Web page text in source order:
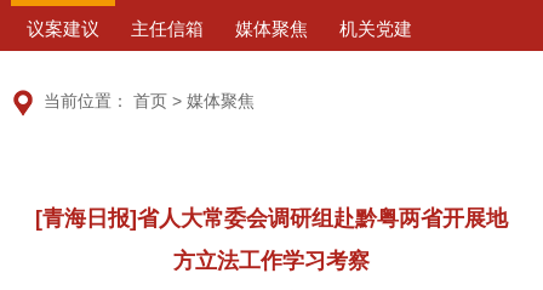
议案建议 主任信箱 媒体聚焦 机关党建
当前位置：首页 >媒体聚焦
[青海日报]省人大常委会调研组赴黔粤两省开展地
方立法工作学习考察